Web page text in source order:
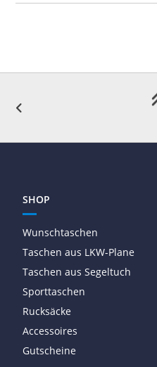
SHOP
Wunschtaschen
Taschen aus LKW-Plane
Taschen aus Segeltuch
Sporttaschen
Rucksäcke
Accessoires
Gutscheine